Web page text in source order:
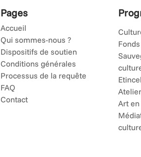
Pages
Accueil
Qui sommes-nous ?
Dispositifs de soutien
Conditions générales
Processus de la requête
FAQ
Contact
Art